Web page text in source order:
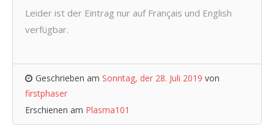
Leider ist der Eintrag nur auf Français und English
verfügbar.
Geschrieben am Sonntag, der 28. Juli 2019 von
firstphaser
Erschienen am Plasma101